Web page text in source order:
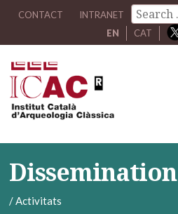
CONTACT INTRANET
EN
CAT
Dissemination
/Activitats